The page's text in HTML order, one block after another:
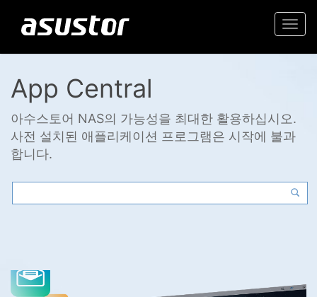
App Central
아수스토어 NAS의 가능성을 최대한 활용하십시오.
사전 설치된 애플리케이션 프로그램은 시작에 불과
합니다.